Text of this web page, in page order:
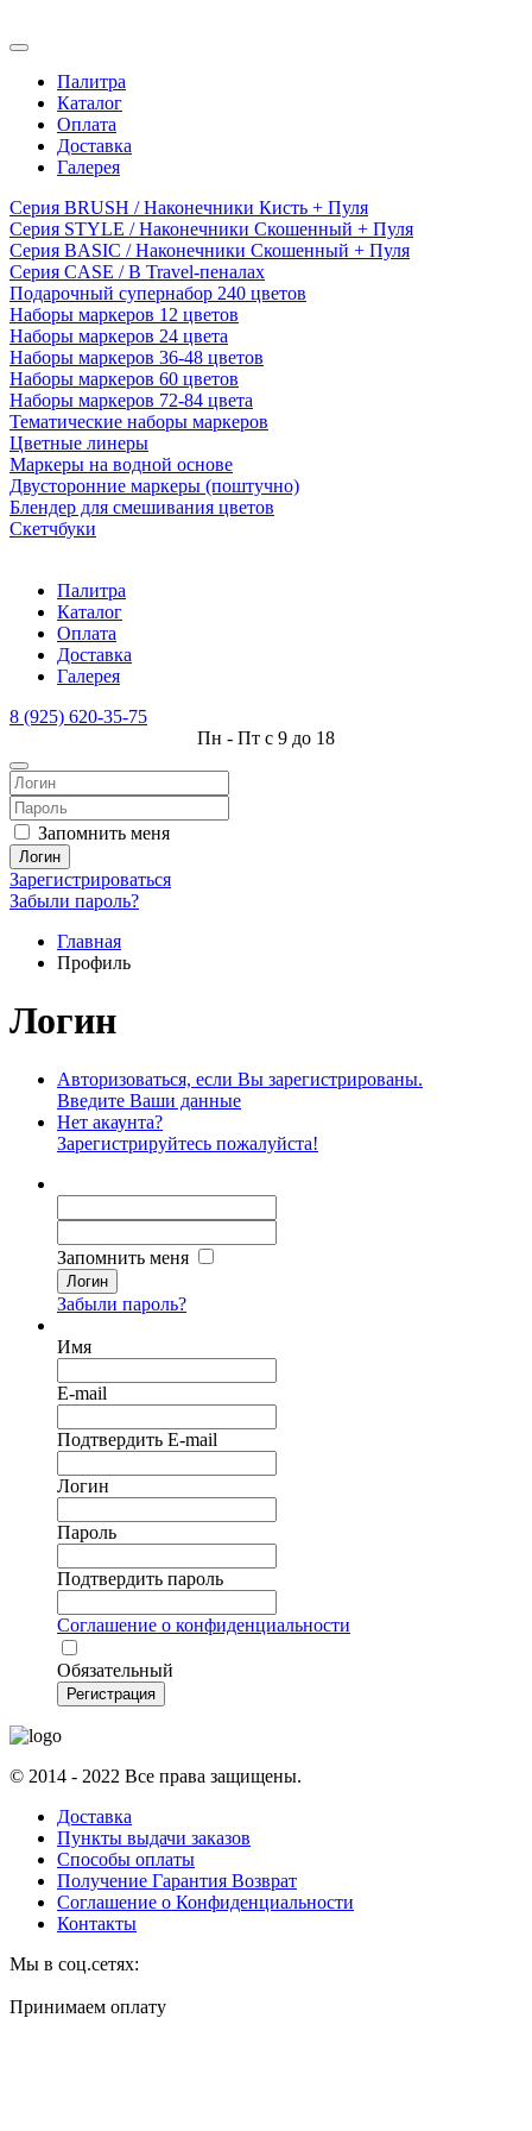
Палитра
Каталог
Оплата
Доставка
Галерея
Серия BRUSH / Наконечники Кисть + Пуля
Серия STYLE / Наконечники Скошенный + Пуля
Серия BASIC / Наконечники Скошенный + Пуля
Серия CASE / В Travel-пеналах
Подарочный супернабор 240 цветов
Наборы маркеров 12 цветов
Наборы маркеров 24 цвета
Наборы маркеров 36-48 цветов
Наборы маркеров 60 цветов
Наборы маркеров 72-84 цвета
Тематические наборы маркеров
Цветные линеры
Маркеры на водной основе
Двусторонние маркеры (поштучно)
Блендер для смешивания цветов
Скетчбуки
Палитра
Каталог
Оплата
Доставка
Галерея
8 (925) 620-35-75
Пн - Пт с 9 до 18
Запомнить меня
Логин
Зарегистрироваться
Забыли пароль?
Главная
Профиль
Логин
Авторизоваться, если Вы зарегистрированы.
Введите Ваши данные
Нет акаунта?
Зарегистрируйтесь пожалуйста!
Запомнить меня
Логин
Забыли пароль?
Имя
E-mail
Подтвердить E-mail
Логин
Пароль
Подтвердить пароль
Соглашение о конфиденциальности
Обязательный
Регистрация
© 2014 - 2022 Все права защищены.
Доставка
Пункты выдачи заказов
Способы оплаты
Получение Гарантия Возврат
Соглашение о Конфиденциальности
Контакты
Мы в соц.сетях:
Принимаем оплату